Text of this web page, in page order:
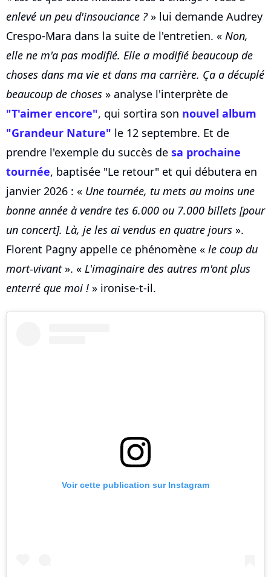
enlevé un peu d'insouciance ?» lui demande Audrey
Crespo-Mara dans la suite de l'entretien. « Non,
elle ne m'a pas modifié. Elle a modifié beaucoup de
choses dans ma vie et dans ma carrière. Ça a décuplé
beaucoup de choses » analyse l'interprète de
"T'aimer encore", qui sortira son nouvel album
"Grandeur Nature" le 12 septembre. Et de
prendre l'exemple du succès de sa prochaine
tournée, baptisée "Le retour" et qui débutera en
janvier 2026 : « Une tournée, tu mets au moins une
bonne année à vendre tes 6.000 ou 7.000 billets [pour
un concert]. Là, je les ai vendus en quatre jours ».
Florent Pagny appelle ce phénomène « le coup du
mort-vivant». « L'imaginaire des autres m'ont plus
enterré que moi ! » ironise-t-il.
Voir cette publication sur Instagram